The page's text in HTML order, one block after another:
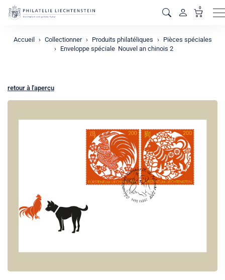
0
Accueil Collectionner Produits philatéliques
Pièces spéciales
Enveloppe spéciale  Nouvel an chinois 2
retour à l'aperçu